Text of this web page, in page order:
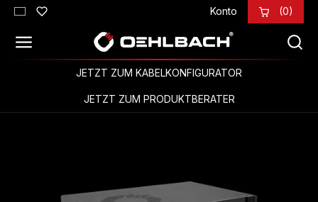
Zum Hauptinhalt springen Konto (0)
JETZT ZUM KABELKONFIGURATOR
JETZT ZUM PRODUKTBERATER